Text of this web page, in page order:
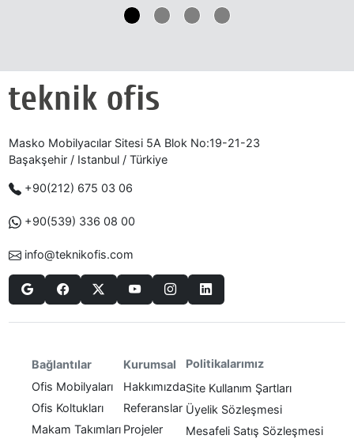
Masko Mobilyacılar Sitesi 5A Blok No:19-21-23
Başakşehir / Istanbul / Türkiye
+90(212) 675 03 06
+90(539) 336 08 00
info@teknikofis.com
Bağlantılar
Ofis Mobilyaları
Ofis Koltukları
Makam Takımları
Kurumsal
Hakkımızda
Referanslar
Projeler
Politikalarımız
Site Kullanım Şartları
Üyelik Sözleşmesi
Mesafeli Satış Sözleşmesi